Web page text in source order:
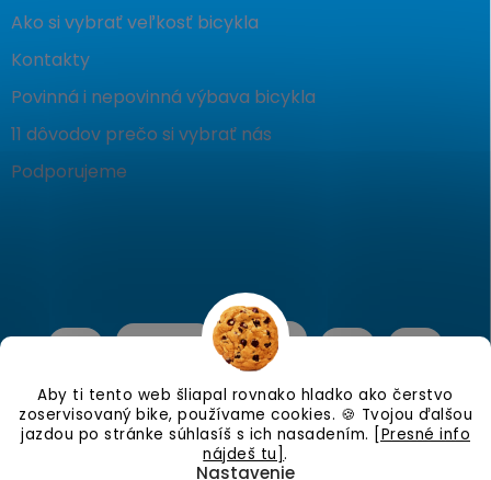
Aby ti tento web šliapal rovnako hladko ako čerstvo
zoservisovaný bike, používame cookies. 🍪 Tvojou ďalšou
jazdou po stránke súhlasíš s ich nasadením. [Presné info
nájdeš tu].
Nastavenie
Ako si vybrať veľkosť bicykla
Kontakty
Povinná i nepovinná výbava bicykla
11 dôvodov prečo si vybrať nás
Podporujeme